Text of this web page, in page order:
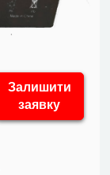
Залишити
заявку